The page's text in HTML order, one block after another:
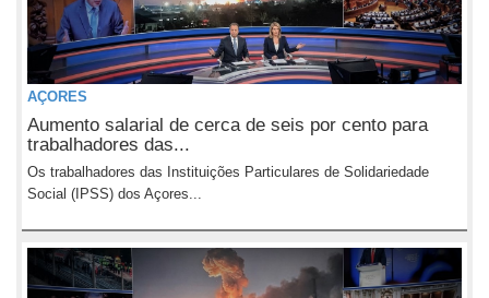
AÇORES
Aumento salarial de cerca de seis por cento para
trabalhadores das...
Os trabalhadores das Instituições Particulares de Solidariedade
Social (IPSS) dos Açores...